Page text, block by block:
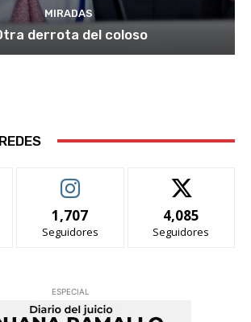
MIRADAS
derrota del coloso
1,707
Seguidores
4,085
Seguidores
ESPECIAL